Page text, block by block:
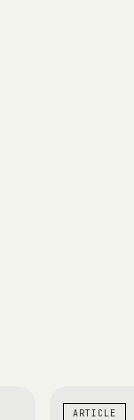
ARTICLE